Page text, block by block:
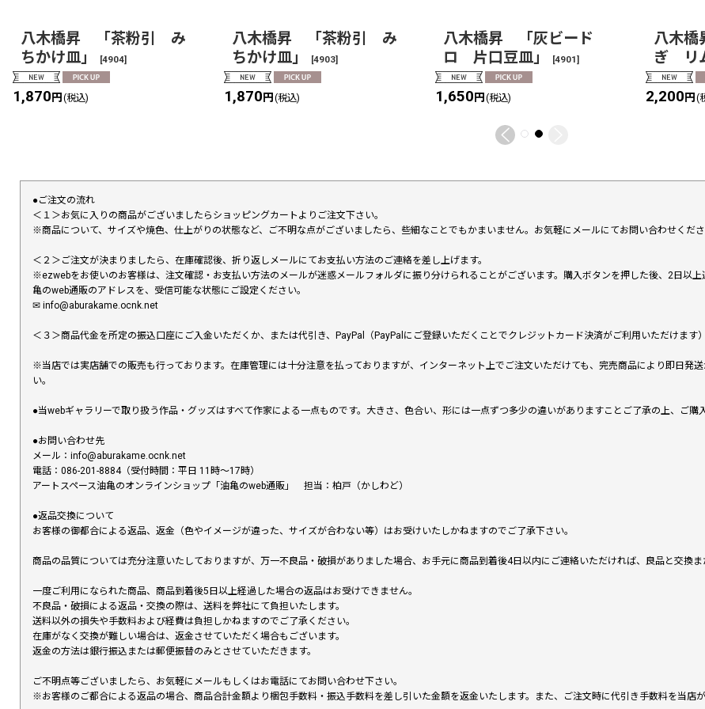
八木橋昇 「茶粉引 み
ちかけ皿」
[4904]
1,870円 (税込)
八木橋昇 「茶粉引 み
ちかけ皿」
[4903]
1,870円 (税込)
八木橋昇 「灰ビード
ロ 片口豆皿」
[4901]
1,650円 (税込)
八木
ぎ リ
2,200円 (
●ご注文の流れ
＜１＞お気に入りの商品がございましたらショッピングカートよりご注文下さい。
※商品について、サイズや焼色、仕上がりの状態など、ご不明な点がございましたら、些細なことでもかまいません。お気軽にメールにてお問い合わせくださ
＜２＞ご注文が決まりましたら、在庫確認後、折り返しメールにてお支払い方法のご連絡を差し上げます。
※ezwebをお使いのお客様は、注文確認・お支払い方法のメールが迷惑メールフォルダに振り分けられることがございます。購入ボタンを押した後、2日以
亀のweb通販のアドレスを、受信可能な状態にご設定ください。
✉︎ info@aburakame.ocnk.net
＜３＞商品代金を所定の振込口座にご入金いただくか、または代引き、PayPal（PayPalにご登録いただくことでクレジットカード決済がご利用いただけます
※当店では実店舗での販売も行っております。在庫管理には十分注意を払っておりますが、インターネット上でご注文いただけても、完売商品により即日発
い。
●当webギャラリーで取り扱う作品・グッズはすべて作家による一点ものです。大きさ、色合い、形には一点ずつ多少の違いがありますことご了承の上、ご購
●お問い合わせ先
メール：info@aburakame.ocnk.net
電話：086-201-8884（受付時間：平日 11時〜17時）
アートスペース油亀のオンラインショップ「油亀のweb通販」 担当：柏戸（かしわど）
●返品交換について
お客様の御都合による返品、返金（色やイメージが違った、サイズが合わない等）はお受けいたしかねますのでご了承下さい。
商品の品質については充分注意いたしておりますが、万一不良品・破損がありました場合、お手元に商品到着後4日以内にご連絡いただければ、良品と交換ま
一度ご利用になられた商品、商品到着後5日以上経過した場合の返品はお受けできません。
不良品・破損による返品・交換の際は、送料を弊社にて負担いたします。
送料以外の損失や手数料および経費は負担しかねますのでご了承ください。
在庫がなく交換が難しい場合は、返金させていただく場合もございます。
返金の方法は銀行振込または郵便振替のみとさせていただきます。
ご不明点等ございましたら、お気軽にメールもしくはお電話にてお問い合わせ下さい。
※お客様のご都合による返品の場合、商品合計金額より梱包手数料・振込手数料を差し引いた金額を返金いたします。また、ご注文時に代引き手数料を当店